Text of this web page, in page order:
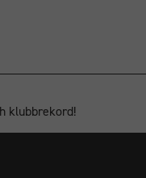
klubbrekord!